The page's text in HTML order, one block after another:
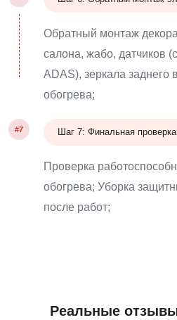
Обратный монтаж
салона, жабо, датчиков
ADAS), зеркала заднего
обогрева;
#7 Шаг 7: Финальная
Проверка
обогрева; Уборка
после работ;
Реальные